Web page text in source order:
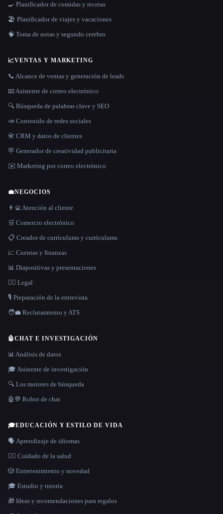
🍳 Planificador de comidas y recetas
🏖 Planificador de viajes y vacaciones
🧠 Toma de notas y segundo cerebro
📈VENTAS Y MARKETING
📞 Alcance de ventas y generación de leads
📧 Asistente de correo electrónico
🔍 Búsqueda de palabras clave y SEO
📣 Contenido de redes sociales
📇 CRM y datos de clientes
🪧 Generador de creatividad publicitaria
✉️ Marketing por correo electrónico
💼NEGOCIOS
👨‍💻 Atención al cliente
🛒 Comercio electrónico
📋 Creador de currículums y currículums
📈 Cuentas y finanzas
📊 Diapositivas y presentaciones
👩‍⚖️ Legal
🎙️ Preparación de la entrevista
🧑‍💼 Reclutamiento y ATS
🤖CHAT E INVESTIGACIÓN
📊 Análisis de datos
🎓 Asistente de investigación
🔍 Los motores de búsqueda
🤖💬 Robot de chat
🎓EDUCACIÓN Y ESTILO DE VIDA
🗣️ Aprendizaje de idiomas
👩‍⚕️ Cuidado de la salud
🎲 Entretenimiento y novedad
🎓 Estudio y tutoría
🎁 Ideas y recomendaciones para regalos